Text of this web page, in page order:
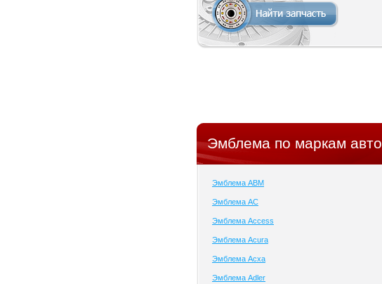
Эмблема по маркам авто
Эмблема ABM
Эмблема AC
Эмблема Access
Эмблема Acura
Эмблема Acxa
Эмблема Adler